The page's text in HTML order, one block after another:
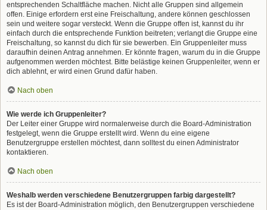
entsprechenden Schaltfläche machen. Nicht alle Gruppen sind allgemein
offen. Einige erfordern erst eine Freischaltung, andere können geschlossen
sein und weitere sogar versteckt. Wenn die Gruppe offen ist, kannst du ihr
einfach durch die entsprechende Funktion beitreten; verlangt die Gruppe eine
Freischaltung, so kannst du dich für sie bewerben. Ein Gruppenleiter muss
daraufhin deinen Antrag annehmen. Er könnte fragen, warum du in die Gruppe
aufgenommen werden möchtest. Bitte belästige keinen Gruppenleiter, wenn er
dich ablehnt, er wird einen Grund dafür haben.
Nach oben
Wie werde ich Gruppenleiter?
Der Leiter einer Gruppe wird normalerweise durch die Board-Administration
festgelegt, wenn die Gruppe erstellt wird. Wenn du eine eigene
Benutzergruppe erstellen möchtest, dann solltest du einen Administrator
kontaktieren.
Nach oben
Weshalb werden verschiedene Benutzergruppen farbig dargestellt?
Es ist der Board-Administration möglich, den Benutzergruppen verschiedene